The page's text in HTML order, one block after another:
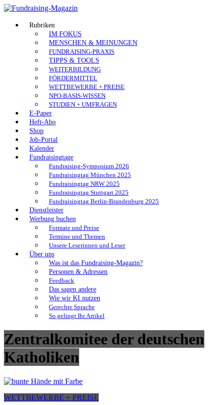
Skip
content
Fundraising-
Magazin
Branchenmagazin
Marketing
Vereine
Stiftungen
Rubriken
IM FOKUS
MENSCHEN & MEINUNGEN
FUNDRAISING-PRAXIS
TIPPS & TOOLS
WEITERBILDUNG
FÖRDERMITTEL
WETTBEWERBE + PREISE
NPO-BASIS-WISSEN
STUDIEN + UMFRAGEN
E-Paper
Heft-Abo
Shop
Job-Portal
Kalender
Fundraisingtage
Fundraising-Symposium 2026
Fundraisingtag München 2025
Fundraisingtag NRW 2025
Fundraisingtag Stuttgart 2025
Fundraisingtag Berlin-Brandenburg 2025
Dienstleister
Werbung buchen
Formate und Preise
Termine und Themen
Unsere Leserinnen und Leser
Über uns
Was ist das Fundraising-Magazin?
Personen & Adressen
Feedback
Das sagen andere
Wie wir KI nutzen
Gerechte Sprache
So gelingt Ihr Artikel
Zentralkomitee der deutschen
Katholiken
WETTBEWERBE + PREISE